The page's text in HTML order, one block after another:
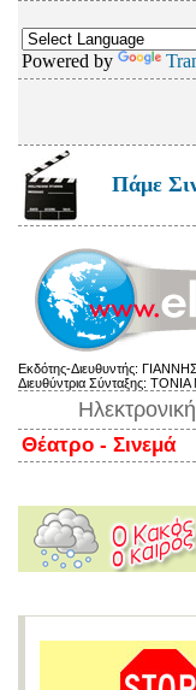
Powered by
Πάμε
Εκδότης-Διευθυντής:
Διευθύντρια Σύνταξης:
Θέατρο - Σινεμά